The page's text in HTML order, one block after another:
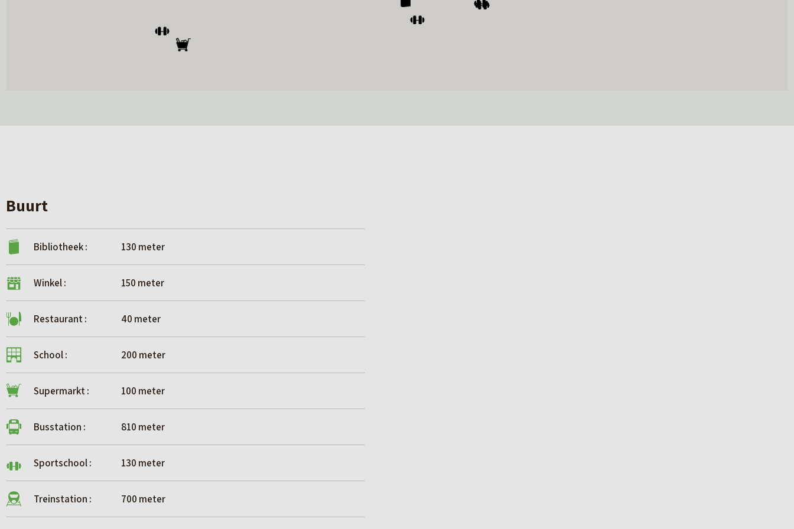
Buurt
Bibliotheek : 130 meter
Winkel : 150 meter
Restaurant : 40 meter
School : 200 meter
Supermarkt : 100 meter
Busstation : 810 meter
Sportschool : 130 meter
Treinstation : 700 meter